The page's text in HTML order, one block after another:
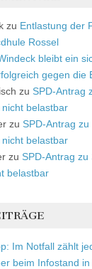
zu Entlastung der
Rossel
bleibt ein
gegen die
zu SPD-Antrag
belastbar
zu SPD-Antrag
belastbar
zu SPD-Antrag
belastbar
Im Notfall zählt
beim Infostand